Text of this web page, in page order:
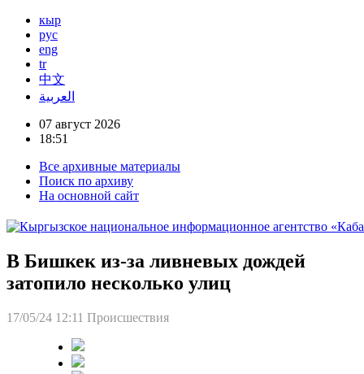
кыр
рус
eng
tr
中文
العربية
07 август 2026
18:51
Все архивные материалы
Поиск по архиву
На основной сайт
В Бишкек из-за ливневых дождей
затопило несколько улиц
17/05/24 12:11 Происшествия